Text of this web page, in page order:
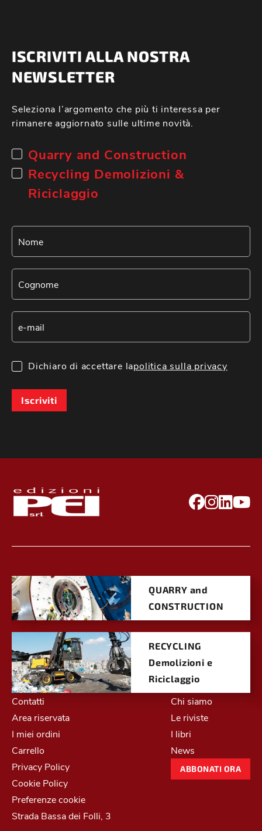
ISCRIVITI ALLA NOSTRA
NEWSLETTER
Seleziona l’argomento che più ti interessa per
rimanere aggiornato sulle ultime novità.
Quarry and Construction
Recycling Demolizioni &
Riciclaggio
Dichiaro di accettare lapolitica sulla privacy
Iscriviti
QUARRY and
CONSTRUCTION
RECYCLING
Demolizioni e
Riciclaggio
Contatti
Area riservata
I miei ordini
Carrello
Privacy Policy
Cookie Policy
Preferenze cookie
Chi siamo
Le riviste
I libri
News
ABBONATI ORA
Strada Bassa dei Folli, 3